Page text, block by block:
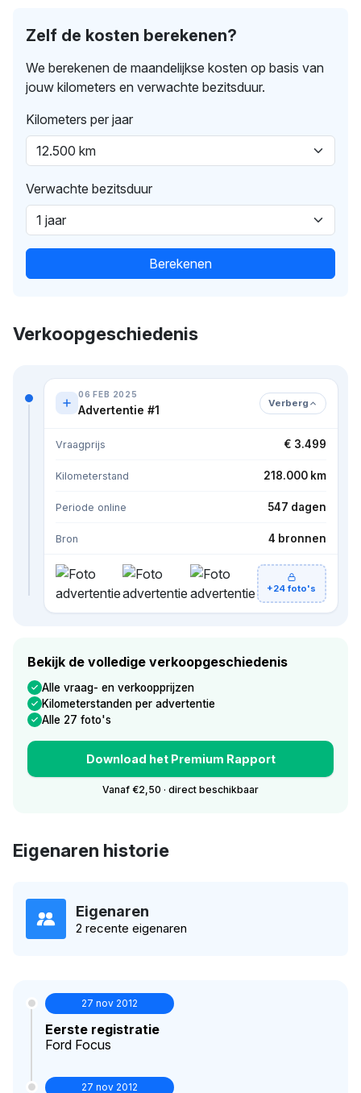
Zelf de kosten berekenen?
We berekenen de maandelijkse kosten op basis van
jouw kilometers en verwachte bezitsduur.
Kilometers per jaar
Verwachte bezitsduur
Berekenen
Verkoopgeschiedenis
06 FEB 2025
Advertentie #1 Verberg
Vraagprijs € 3.499
Kilometerstand 218.000 km
Periode online 547 dagen
Bron 4 bronnen
+24 foto's
Bekijk de volledige verkoopgeschiedenis
Alle vraag- en verkoopprijzen
Kilometerstanden per advertentie
Alle 27 foto's
Download het Premium Rapport
Vanaf €2,50 · direct beschikbaar
Eigenaren historie
Eigenaren
2 recente eigenaren
27 nov 2012
Eerste registratie
Ford Focus
27 nov 2012